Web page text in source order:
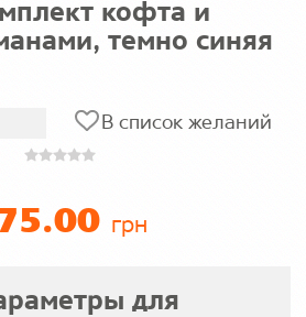
кофта и
темно синяя
В список желаний
грн
для